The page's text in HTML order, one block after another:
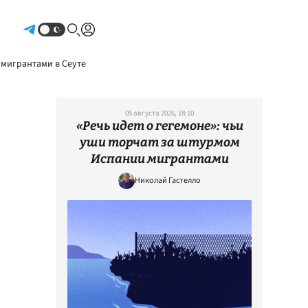
в Сеуте
05 августа 2026, 18:10
«Речь идет о гегемоне»: чьи
уши торчат за штурмом
Испании мигрантами
Николай Гастелло